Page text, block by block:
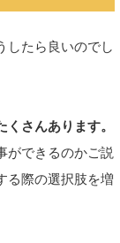
したら良いのでし
さんあります。
ができるのかご説
る際の選択肢を増